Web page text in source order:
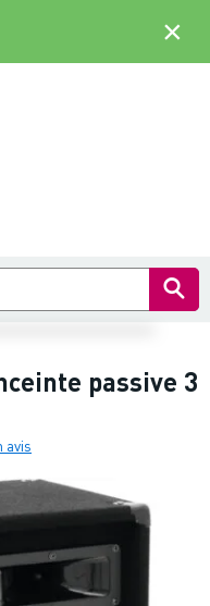
passive 3
avis
×